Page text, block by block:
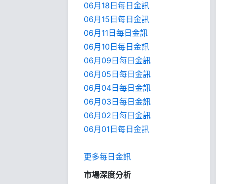
06月18日每日金訊
06月15日每日金訊
06月11日每日金訊
06月10日每日金訊
06月09日每日金訊
06月05日每日金訊
06月04日每日金訊
06月03日每日金訊
06月02日每日金訊
06月01日每日金訊
更多每日金訊
市場深度分析